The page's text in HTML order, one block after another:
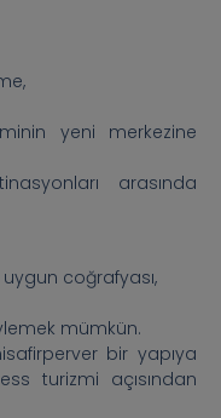
yeni merkezine
arasında
coğrafyası,
mümkün.
bir yapıya
turizmi açısından